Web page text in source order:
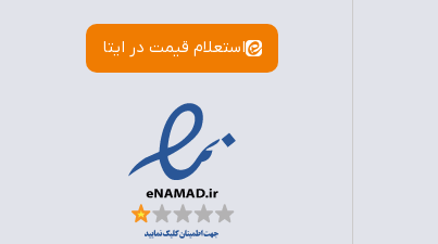
استعلام قیمت در ایتا